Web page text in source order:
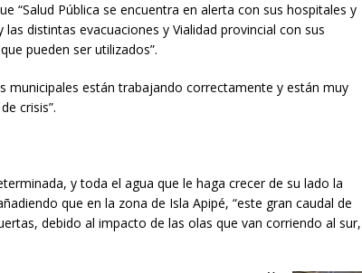
“Salud Pública se encuentra en alerta con sus hospitales y
distintas evacuaciones y Vialidad provincial con sus
pueden ser utilizados”.
municipales están trabajando correctamente y están muy
crisis”.
y toda el agua que le haga crecer de su lado la
que en la zona de Isla Apipé, “este gran caudal de
debido al impacto de las olas que van corriendo al sur,